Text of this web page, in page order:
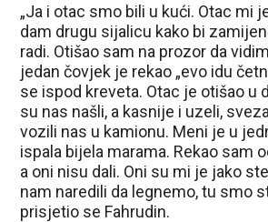
„Ja i otac smo bili u kući. Otac mi
dam drugu sijalicu kako bi
radi. Otišao sam na prozor da
jedan čovjek je rekao „evo idu
se ispod kreveta. Otac je otišao u
su nas našli, a kasnije i uzeli,
vozili nas u kamionu. Meni je u
ispala bijela marama. Rekao sam
a oni nisu dali. Oni su mi je jako
nam naredili da legnemo, tu smo
prisjetio se Fahrudin.